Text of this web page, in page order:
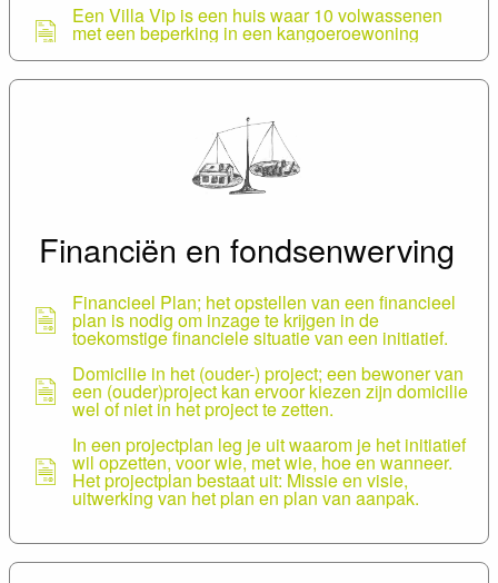
Een Villa Vip is een huis waar 10 volwassenen
met een beperking in een kangoeroewoning
samenwonen met een zorgkoppel.
Cooperatie Pathmakers ontwerpt, bouwt,
Samenwerken met een sociaal verhuurkantoor
(SVK) of een sociale huisvestingsmaatschappij
(SHM) kan een goede en betaalbare piste zijn.
samen met enkele anderen? Belangrijke
aandachtspunten.
Praktische gids voor mede-eigenaars; een uitgave
van de KBS en de Koninklijke Federatie van het
Belgisch Notariaat met de juridische haken en
ogen wanneer je gezamenlijk eigenaar van een
gebouw wordt.
Wooncoop
Financiën en fondsenwerving
Financieel Plan; het opstellen van een financieel
plan is nodig om inzage te krijgen in de
toekomstige financiele situatie van een initiatief.
Domicilie in het (ouder-) project; een bewoner van
een (ouder)project kan ervoor kiezen zijn domicilie
wel of niet in het project te zetten.
In een projectplan leg je uit waarom je het initiatief
wil opzetten, voor wie, met wie, hoe en wanneer.
Het projectplan bestaat uit: Missie en visie,
uitwerking van het plan en plan van aanpak.
Aangelegenheden (VIPA) kun je als kleinschalig
woon-/dagbestedingsinitiatief een subsidie